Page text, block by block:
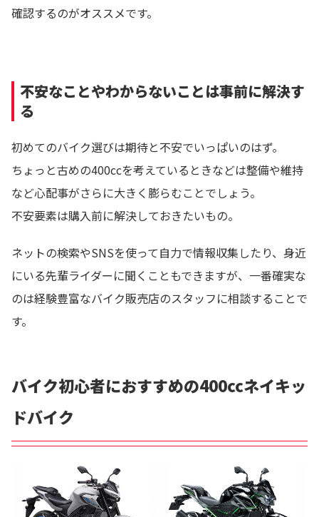
確認するのがオススメです。
不安なことやわからないことは事前に解決す
る
初めてのバイク選びは期待と不安でいっぱいのはず。
ちょっと古めの400ccを考えているときなどは整備や維持
など心配事がさらに大きく膨らむことでしょう。
不安要素は購入前に解決しておきたいもの。
ネットの検索やSNSを使って自力で情報収集したり、身近
にいる先輩ライダーに聞くこともできますが、一番確実な
のは経験豊富なバイク販売店のスタッフに相談することで
す。
バイク初心者におすすめの400ccネイキッ
ドバイク